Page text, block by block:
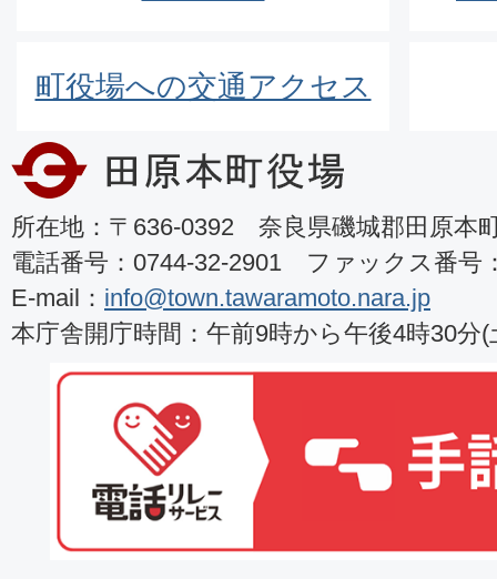
町役場への交通アクセス
所在地：〒636-0392 奈良県磯城郡田原本
電話番号：0744-32-2901 ファックス番号
E-mail： info@town.tawaramoto.nara.jp
本庁舎開庁時間：午前9時から午後4時30分